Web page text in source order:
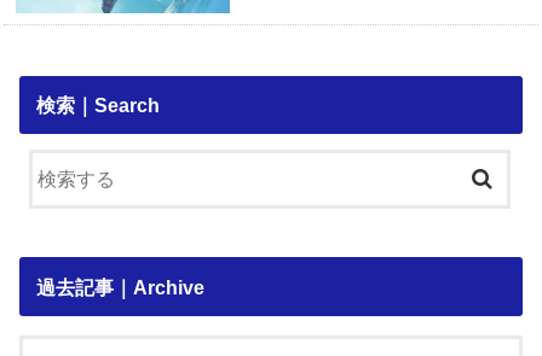
検索｜Search
過去記事｜Archive